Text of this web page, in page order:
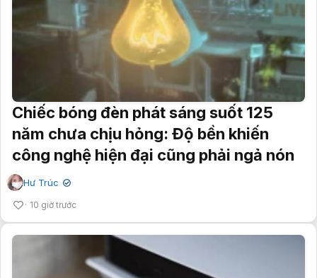
Chiếc bóng đèn phát sáng suốt 125
năm chưa chịu hỏng: Độ bền khiến
công nghệ hiện đại cũng phải ngả nón
Hư Trúc ✔
10 giờ trước